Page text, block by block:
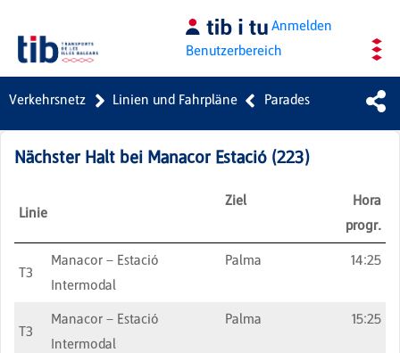
Anmelden
Benutzerbereich
Verkehrsnetz Linien und Fahrpläne Parades
Nächster Halt bei Manacor Estació (223)
Linie
Ziel
Hora
progr.
T3
Manacor – Estació
Intermodal
Palma 14:25
T3
Manacor – Estació
Intermodal
Palma 15:25